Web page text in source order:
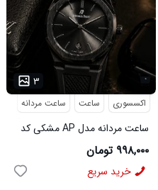
۳
اکسسوری ساعت ساعت مردانه
ساعت مردانه مدل AP مشکی کد
6546
۹۹۸,۰۰۰ تومان
خرید سریع